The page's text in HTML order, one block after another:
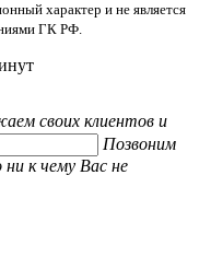
характер и не является
ГК РФ.
своих клиентов и
Позвоним
к чему Вас не